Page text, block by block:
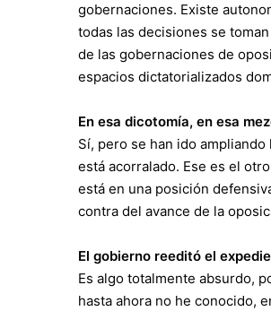
gobernaciones. Existe
todas las decisiones se
de las gobernaciones de
espacios dictatorializados
En esa dicotomía, en esa
Sí, pero se han ido
está acorralado. Ese es el
está en una posición
contra del avance de la
El gobierno reeditó el
Es algo totalmente absurdo,
hasta ahora no he conocido,